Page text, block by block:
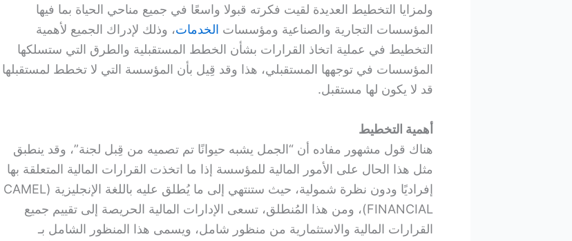
ولمزايا التخطيط العديدة لقيت فكرته قبولا واسعًا في جميع مناحي الحياة بما فيها
المؤسسات التجارية والصناعية ومؤسسات الخدمات، وذلك لإدراك الجميع لأهمية
التخطيط في عملية اتخاذ القرارات بشأن الخطط المستقبلية والطرق التي ستسلكها
المؤسسات في توجهها المستقبلي، هذا وقد قِيل بأن المؤسسة التي لا تخطط لمستقبلها
قد لا يكون لها مستقبل.
أهمية التخطيط
هناك قول مشهور مفاده أن “الجمل يشبه حيوانًا تم تصميه من قِبل لجنة”، وقد ينطبق
مثل هذا الحال على الأمور المالية للمؤسسة إذا ما اتخذت القرارات المالية المتعلقة بها
إفراديًا ودون نظرة شمولية، حيث ستنتهي إلى ما يُطلق عليه باللغة الإنجليزية (CAMEL
FINANCIAL)، ومن هذا المُنطلق، تسعى الإدارات المالية الحريصة إلى تقييم جميع
القرارات المالية والاستثمارية من منظور شامل، ويسمى هذا المنظور الشامل بـ